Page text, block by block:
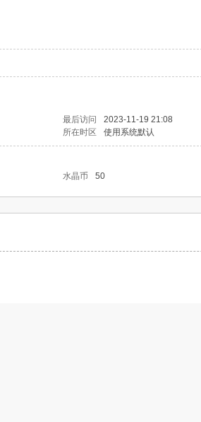
最后访问
2023-11-19 21:08
所在时区 使用系统默认
水晶币 50